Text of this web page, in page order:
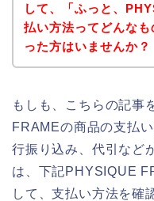
して、「ふっと、
払い方法ってどんな
った方はいませんか？
もしも、こちらの記事
FRAMEの商品の支払
行振り込み、代引など
は、下記PHYSIQUE
して、支払い方法を確